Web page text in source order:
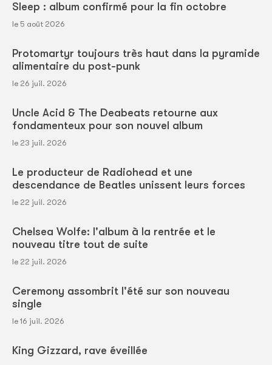
Sleep : album confirmé pour la fin octobre
le 5 août 2026
Protomartyr toujours très haut dans la pyramide
alimentaire du post-punk
le 26 juil. 2026
Uncle Acid & The Deabeats retourne aux
fondamenteux pour son nouvel album
le 23 juil. 2026
Le producteur de Radiohead et une
descendance de Beatles unissent leurs forces
le 22 juil. 2026
Chelsea Wolfe: l'album à la rentrée et le
nouveau titre tout de suite
le 22 juil. 2026
Ceremony assombrit l'été sur son nouveau
single
le 16 juil. 2026
King Gizzard, rave éveillée